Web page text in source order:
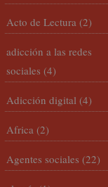
Acto de Lectura (2)
adicción a las redes
sociales (4)
Adicción digital (4)
Africa (2)
Agentes sociales (22)